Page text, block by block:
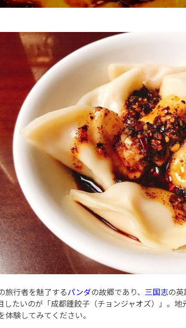
旅行者を魅了するパンダの故郷であり、 三国志の
したいのが「成都鍾餃子（チョンジャオズ）」。
験してみてください。